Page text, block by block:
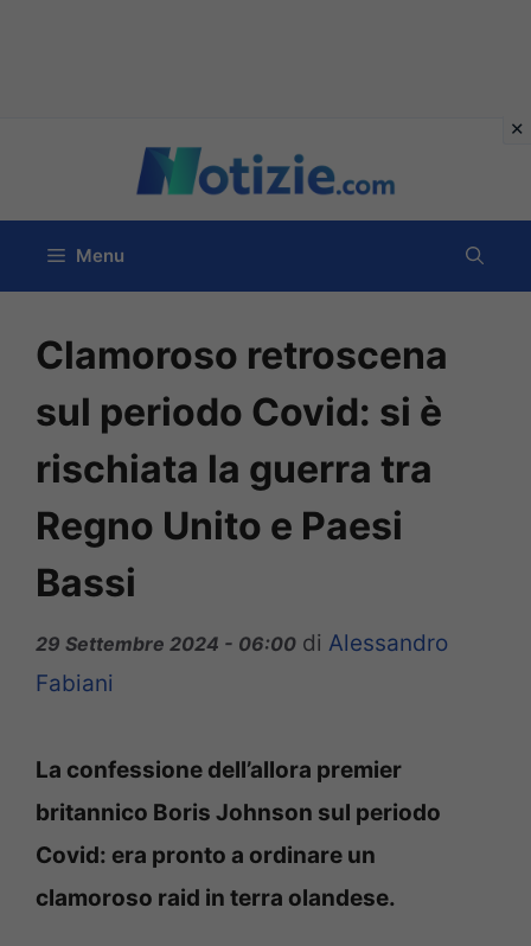
contenuto
Menu
Clamoroso retroscena
sul periodo Covid: si è
rischiata la guerra tra
Regno Unito e Paesi
Bassi
29 Settembre 2024 - 06:00 di Alessandro
Fabiani
La confessione dell’allora premier
britannico Boris Johnson sul periodo
Covid: era pronto a ordinare un
clamoroso raid in terra olandese.